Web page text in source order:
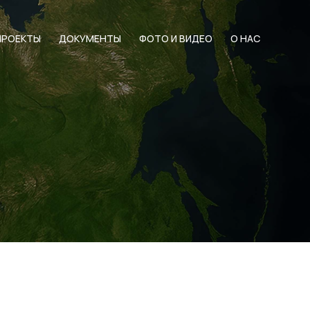
ДОКУМЕНТЫ ФОТО И ВИДЕО О НАС